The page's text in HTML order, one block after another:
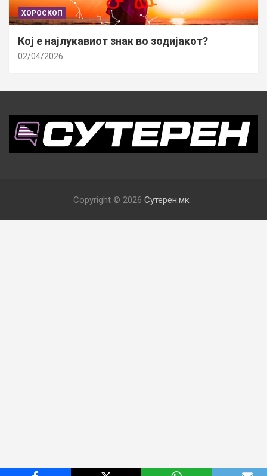
ХОРОСКОП
Кој е најлукавиот знак во зодијакот?
02/04/2026
Copyright © 2026 Сутерен.мк